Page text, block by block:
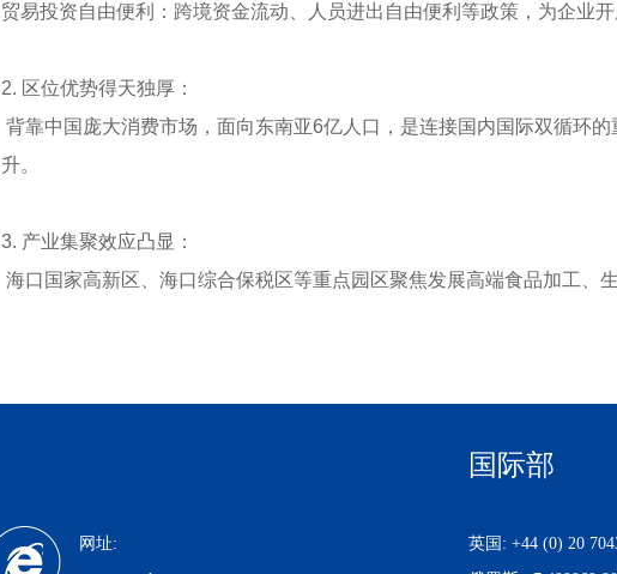
贸易投资自由便利：跨境资金流动、人员进出自由便利等政策，为企业开
2. 区位优势得天独厚：
背靠中国庞大消费市场，面向东南亚6亿人口，是连接国内国际双循环
升。
3. 产业集聚效应凸显：
海口国家高新区、海口综合保税区等重点园区聚焦发展高端食品加工、
网址:
国际部
英国: +44 (0) 20